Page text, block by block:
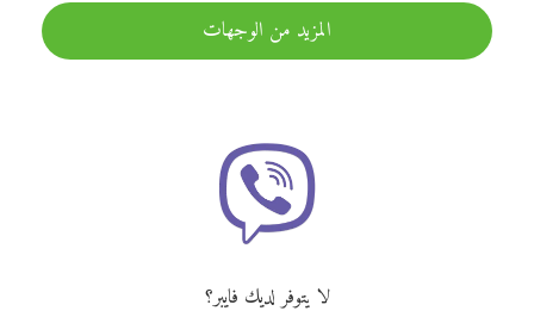
المزيد من الوجهات
لا يتوفر لديك فايبر؟